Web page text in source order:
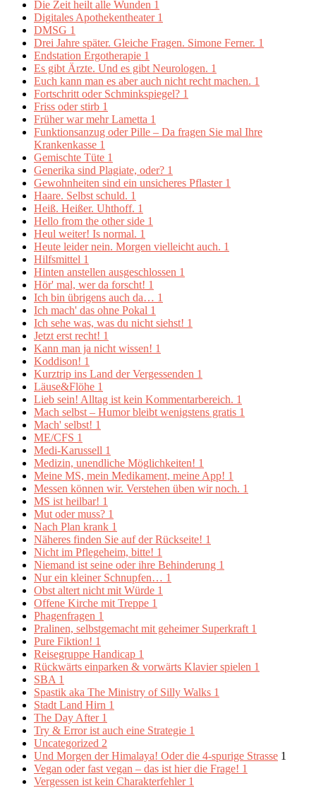
Die Zeit heilt alle Wunden 1
Digitales Apothekentheater 1
DMSG 1
Drei Jahre später. Gleiche Fragen. Simone Ferner. 1
Endstation Ergotherapie 1
Es gibt Ärzte. Und es gibt Neurologen. 1
Euch kann man es aber auch nicht recht machen. 1
Fortschritt oder Schminkspiegel? 1
Friss oder stirb 1
Früher war mehr Lametta 1
Funktionsanzug oder Pille – Da fragen Sie mal Ihre
Krankenkasse 1
Gemischte Tüte 1
Generika sind Plagiate, oder? 1
Gewohnheiten sind ein unsicheres Pflaster 1
Haare. Selbst schuld. 1
Heiß. Heißer. Uhthoff. 1
Hello from the other side 1
Heul weiter! Is normal. 1
Heute leider nein. Morgen vielleicht auch. 1
Hilfsmittel 1
Hinten anstellen ausgeschlossen 1
Hör' mal, wer da forscht! 1
Ich bin übrigens auch da… 1
Ich mach' das ohne Pokal 1
Ich sehe was, was du nicht siehst! 1
Jetzt erst recht! 1
Kann man ja nicht wissen! 1
Koddison! 1
Kurztrip ins Land der Vergessenden 1
Läuse&Flöhe 1
Lieb sein! Alltag ist kein Kommentarbereich. 1
Mach selbst – Humor bleibt wenigstens gratis 1
Mach' selbst! 1
ME/CFS 1
Medi-Karussell 1
Medizin, unendliche Möglichkeiten! 1
Meine MS, mein Medikament, meine App! 1
Messen können wir. Verstehen üben wir noch. 1
MS ist heilbar! 1
Mut oder muss? 1
Nach Plan krank 1
Näheres finden Sie auf der Rückseite! 1
Nicht im Pflegeheim, bitte! 1
Niemand ist seine oder ihre Behinderung 1
Nur ein kleiner Schnupfen… 1
Obst altert nicht mit Würde 1
Offene Kirche mit Treppe 1
Phagenfragen 1
Pralinen, selbstgemacht mit geheimer Superkraft 1
Pure Fiktion! 1
Reisegruppe Handicap 1
Rückwärts einparken & vorwärts Klavier spielen 1
SBA 1
Spastik aka The Ministry of Silly Walks 1
Stadt Land Hirn 1
The Day After 1
Try & Error ist auch eine Strategie 1
Uncategorized 2
Und Morgen der Himalaya! Oder die 4-spurige Strasse 1
Vegan oder fast vegan – das ist hier die Frage! 1
Vergessen ist kein Charakterfehler 1